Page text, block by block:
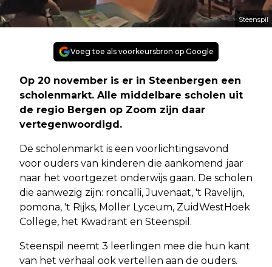
Steenspil
Voeg toe als voorkeursbron op Google
Op 20 november is er in Steenbergen een
scholenmarkt. Alle middelbare scholen uit
de regio Bergen op Zoom zijn daar
vertegenwoordigd.
De scholenmarkt is een voorlichtingsavond
voor ouders van kinderen die aankomend jaar
naar het voortgezet onderwijs gaan. De scholen
die aanwezig zijn: roncalli, Juvenaat, 't Ravelijn,
pomona, 't Rijks, Moller Lyceum, ZuidWestHoek
College, het Kwadrant en Steenspil.
Steenspil neemt 3 leerlingen mee die hun kant
van het verhaal ook vertellen aan de ouders.